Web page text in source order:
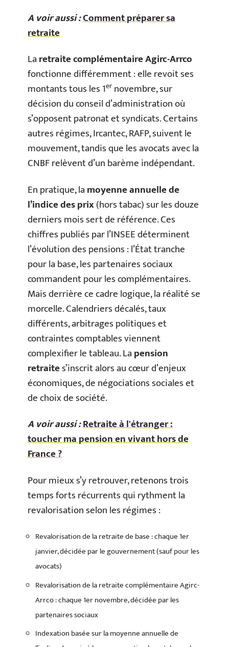
A voir aussi :Comment préparer sa
retraite
Laretraite complémentaire Agirc-Arrco
fonctionne différemment : elle revoit ses
montants tous les 1er novembre, sur
décision du conseil d’administration où
s’opposent patronat et syndicats. Certains
autres régimes, Ircantec, RAFP, suivent le
mouvement, tandis que les avocats avec la
CNBF relèvent d’un barème indépendant.
En pratique, lamoyenne annuelle de
l’indice des prix(hors tabac) sur les douze
derniers mois sert de référence. Ces
chiffres publiés par l’INSEE déterminent
l’évolution des pensions : l’État tranche
pour la base, les partenaires sociaux
commandent pour les complémentaires.
Mais derrière ce cadre logique, la réalité se
morcelle. Calendriers décalés, taux
différents, arbitrages politiques et
contraintes comptables viennent
complexifier le tableau. Lapension
retraites’inscrit alors au cœur d’enjeux
économiques, de négociations sociales et
de choix de société.
A voir aussi :Retraite à l'étranger :
toucher ma pension en vivant hors de
France ?
Pour mieux s’y retrouver, retenons trois
temps forts récurrents qui rythment la
revalorisation selon les régimes :
Revalorisation de la retraite de base : chaque 1er
janvier, décidée par le gouvernement (sauf pour les
avocats)
Revalorisation de la retraite complémentaire Agirc-
Arrco : chaque 1er novembre, décidée par les
partenaires sociaux
Indexation basée sur la moyenne annuelle de